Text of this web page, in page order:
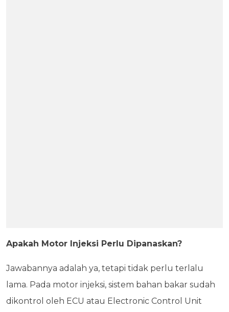
Apakah Motor Injeksi Perlu Dipanaskan?
Jawabannya adalah ya, tetapi tidak perlu terlalu
lama. Pada motor injeksi, sistem bahan bakar sudah
dikontrol oleh ECU atau Electronic Control Unit